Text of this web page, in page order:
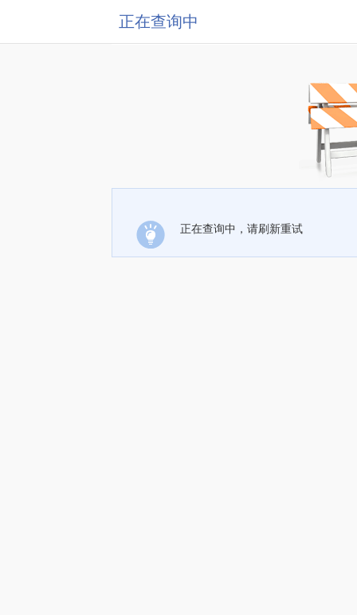
正在查询中
正在查询中，请刷新重试